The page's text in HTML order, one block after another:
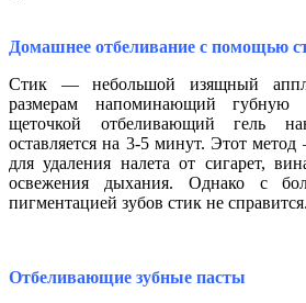
Домашнее отбеливание с помощью
Стик — небольшой изящный
размерам напоминающий губную
щеточкой отбеливающий гель
оставляется на 3-5 минут. Этот
для удаления налета от сигарет,
освежения дыхания. Однако с
пигментацией зубов стик не справится.
Отбеливающие зубные пасты